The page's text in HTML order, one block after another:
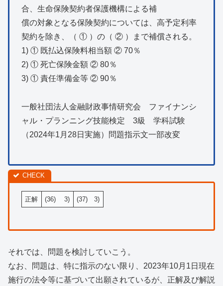
合、生命保険契約者保護機構による補
償の対象となる保険契約については、高予定利率
契約を除き、（ ① ）の（ ② ）まで補償される。
1) ① 既払込保険料相当額 ② 70％
2) ① 死亡保険金額 ② 80％
3) ① 責任準備金等 ② 90％
一般社団法人金融財政事情研究会 ファイナンシ
ャル・プランニング技能検定 3級 学科試験
（2024年1月28日実施）問題指示文一部改変
正解 (36) 3) (37) 3)
それでは、問題を検討していこう。
なお、問題は、特に指示のない限り、2023年10月1日現在
施行の法令等に基づいて出願されているが、正解及び解説